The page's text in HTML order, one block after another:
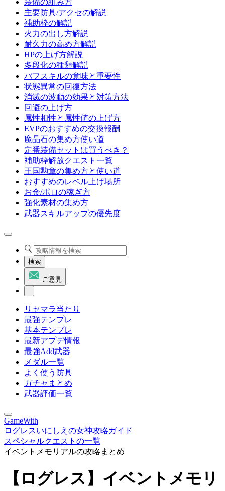
装備の組み方
主要防具/アクセの解説
補助枠の解説
火力の出し方解説
耐久力の高め方解説
HPの上げ方解説
多段化の種類解説
バフスキルの意味と重要性
状態異常の回復方法
消滅の波動の効果と対策方法
回避の上げ方
属性相性と属性値の上げ方
EVPのおすすめの交換報酬
魔晶石の集め方使い道
定番装備セットは買うべき？
補助枠解放クエスト一覧
王国勲章の集め方と使い道
おすすめのレベル上げ場所
お金/ポロの稼ぎ方
強化素材の集め方
武器スキルアップの優先度
検索
ご意見
リセマラ当たり
最強テンプレ
基本テンプレ
最新アプデ情報
最強Add武器
メダル一覧
よく使う防具
ガチャまとめ
武器評価一覧
GameWith
ログレスいにしえの女神攻略ガイド
スペシャルクエストの一覧
イベントメモリアルの攻略まとめ
【ログレス】イベントメモリ